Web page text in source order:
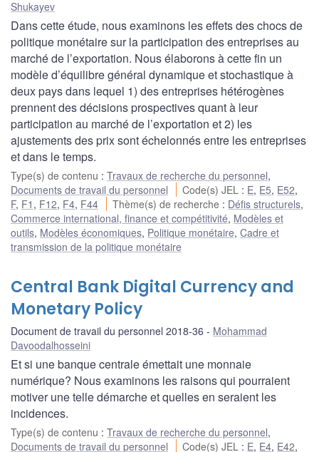
Shukayev
Dans cette étude, nous examinons les effets des chocs de
politique monétaire sur la participation des entreprises au
marché de l’exportation. Nous élaborons à cette fin un
modèle d’équilibre général dynamique et stochastique à
deux pays dans lequel 1) des entreprises hétérogènes
prennent des décisions prospectives quant à leur
participation au marché de l’exportation et 2) les
ajustements des prix sont échelonnés entre les entreprises
et dans le temps.
Type(s) de contenu : Travaux de recherche du personnel,
Documents de travail du personnel
Code(s) JEL : E, E5, E52,
F, F1 , F12, F4, F44 Thème(s) de recherche : Défis structurels,
Commerce international, finance et compétitivité, Modèles et
outils, Modèles économiques, Politique monétaire, Cadre et
transmission de la politique monétaire
Central Bank Digital Currency and
Monetary Policy
Document de travail du personnel 2018-36
Mohammad
Davoodalhosseini
Et si une banque centrale émettait une monnaie
numérique? Nous examinons les raisons qui pourraient
motiver une telle démarche et quelles en seraient les
incidences.
Type(s) de contenu : Travaux de recherche du personnel,
Documents de travail du personnel
Code(s) JEL : E, E4, E42,